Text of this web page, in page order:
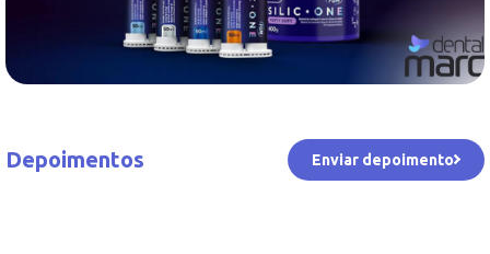
Depoimentos Enviar depoimento